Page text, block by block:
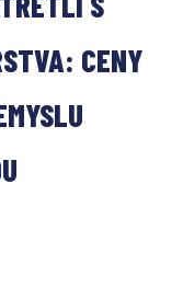
CENY